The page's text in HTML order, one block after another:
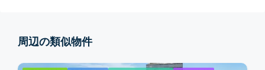
周辺の類似物件